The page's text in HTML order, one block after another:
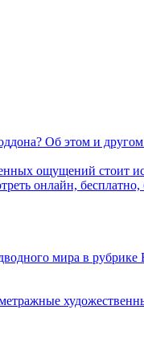
Об этом и
ощущений стоит
онлайн, бесплатно,
мира в